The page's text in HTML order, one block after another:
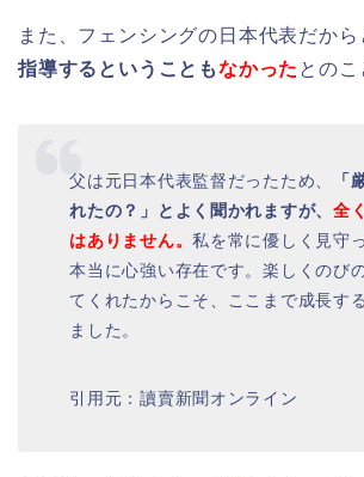
また、フェンシングの日本代表だから
指導するということもなかった とのこ
父は元日本代表監督だったため、
「
れたの？」とよく聞かれますが、 全
はありません。私を常に優しく見守
本当に心強い存在です。楽しくのび
てくれたからこそ、ここまで成長す
ました。
引用元：讀賣新聞オンライン